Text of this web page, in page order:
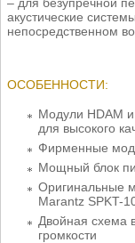
акустические
непосредственном
ОСОБЕННОСТИ:
Модули HDAM и
для высокого
Фирменные
Мощный блок
Оригинальные
Marantz SPKT-
Двойная схема
громкости